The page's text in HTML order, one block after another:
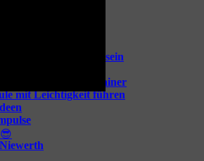
aufs Hundetrainersein
Starten als Hundetrainer
mit Leichtigkeit führen